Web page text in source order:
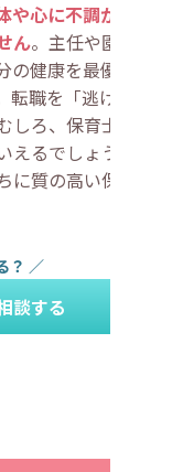
心に不調が現れ
ん。主任や園長に
健康を最優先に
職を「逃げ」や
ろ、保育士の仕
るでしょう。あ
質の高い保育を
？ ／
談する